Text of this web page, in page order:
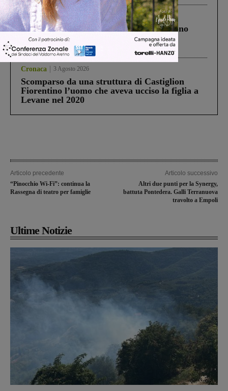
Cronaca 4 Agosto 2026
Un anno fa la strage in A1 in cui morirono
Gianni, Giulia e Franco. Lo schianto, il
processo, lo stop ai sorpassi fra tir....
Cronaca 3 Agosto 2026
Scomparso da una struttura di Castiglion
Fiorentino l’uomo che aveva ucciso la figlia a
Levane nel 2020
Articolo precedente
“Pinocchio Wi-Fi”: continua la
Rassegna di teatro per famiglie
Articolo successivo
Altri due punti per la Synergy,
battuta Pontedera. Galli Terranuova
travolto a Empoli
Ultime Notizie